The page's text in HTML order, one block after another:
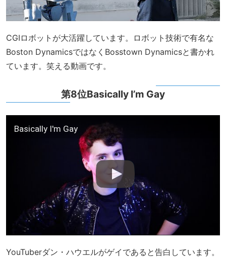
CGIロボットが大活躍しています。ロボット技術で有名な
Boston DynamicsではなくBosstown Dynamicsと書かれ
ています。笑える動画です。
第8位Basically I’m Gay
Basically I'm Gay
YouTuberダン・ハウエルがゲイであると告白しています。